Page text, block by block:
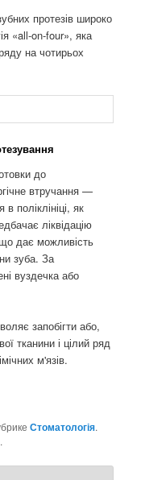
протезів широко
«all-on-four», яка
на чотирьох
до
втручання —
поліклініці, як
ліквідацію
дає можливість
зуба. За
вуздечка або
запобігти або,
тканини і цілий ряд
м'язів.
Стоматологія.
.